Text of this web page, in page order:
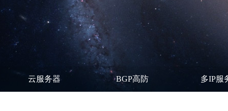
云服务器 BGP高防 多IP服